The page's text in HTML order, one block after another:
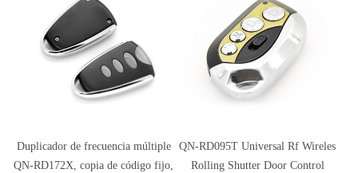
teclas
Duplicador de frecuencia múltiple
QN-RD172X, copia de código fijo,
QN-RD095T Universal Rf Wireles
Rolling Shutter Door Control